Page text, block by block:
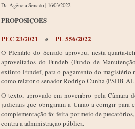
Da Agência Senado | 16/03/2022
PROPOSIÇOES
PEC 23/2021
e PL 556/2022
O Plenário do Senado aprovou, nesta quarta-
aproveitados do Fundeb (Fundo de
extinto Fundef, para o pagamento do
como relator o senador Rodrigo Cunha (PSDB-
O texto, aprovado em novembro pela Câmara
judiciais que obrigaram a União a corrigir para
complementação foi feita por meio de
contra a administração pública.